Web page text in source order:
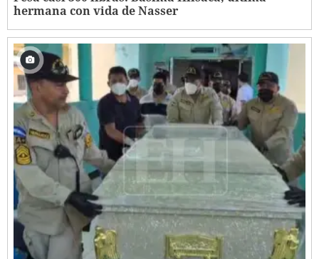
hermana con vida de Nasser